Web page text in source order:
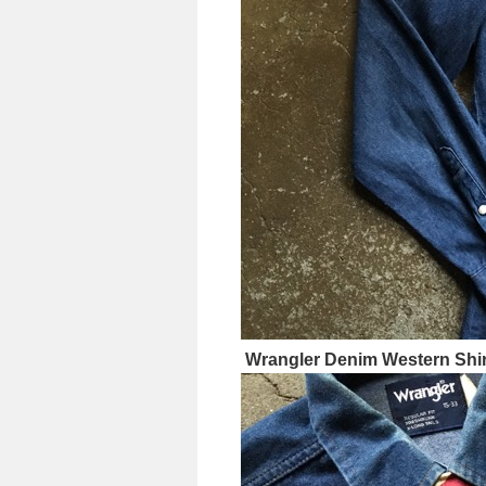
Wrangler Denim Western